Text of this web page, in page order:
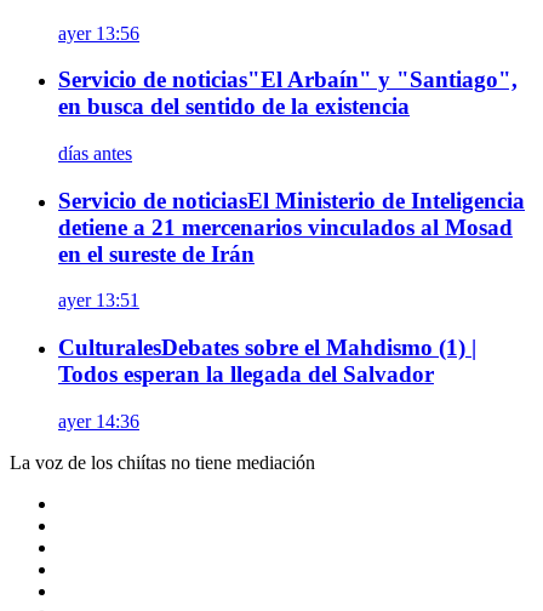
ayer 13:56
Servicio de noticias"El Arbaín" y "Santiago",
en busca del sentido de la existencia
días antes
Servicio de noticiasEl Ministerio de Inteligencia
detiene a 21 mercenarios vinculados al Mosad
en el sureste de Irán
ayer 13:51
CulturalesDebates sobre el Mahdismo (1) |
Todos esperan la llegada del Salvador
ayer 14:36
La voz de los chiítas no tiene mediación